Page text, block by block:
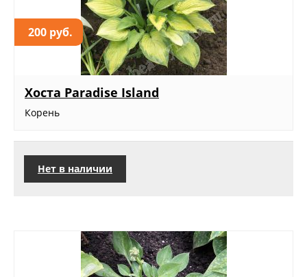
200 руб.
Хоста Paradise Island
Корень
Нет в наличии